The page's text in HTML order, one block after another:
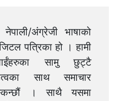
नेपाली/अंग्रेजी भाषाको
पत्रिका हो । हामी
सामु छुट्टै
साथ समाचार
। साथै यसमा